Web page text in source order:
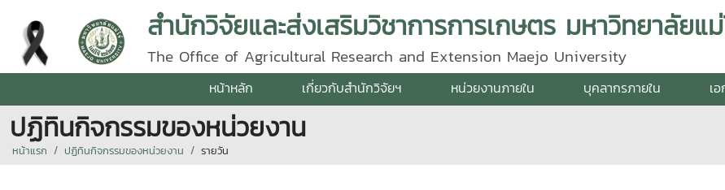
สำนักวิจัยและส่งเสริมวิชาการการเกษตร มหาวิทยาลัยแ
The Office of Agricultural Research and Extension Maejo University
หน้าหลัก เกี่ยวกับสำนักวิจัยฯ หน่วยงานภายใน บุคลากรภายใน เ
ปฏิทินกิจกรรมของหน่วยงาน
หน้าแรก ปฏิทินกิจกรรมของหน่วยงาน รายวัน